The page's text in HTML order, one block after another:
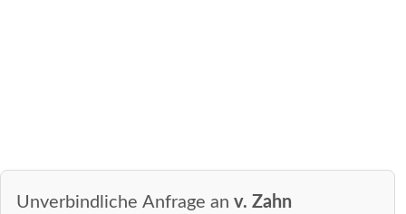
Unverbindliche Anfrage an v. Zahn